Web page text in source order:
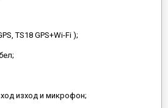
TS18 GPS+Wi-Fi );
изход и микрофон;